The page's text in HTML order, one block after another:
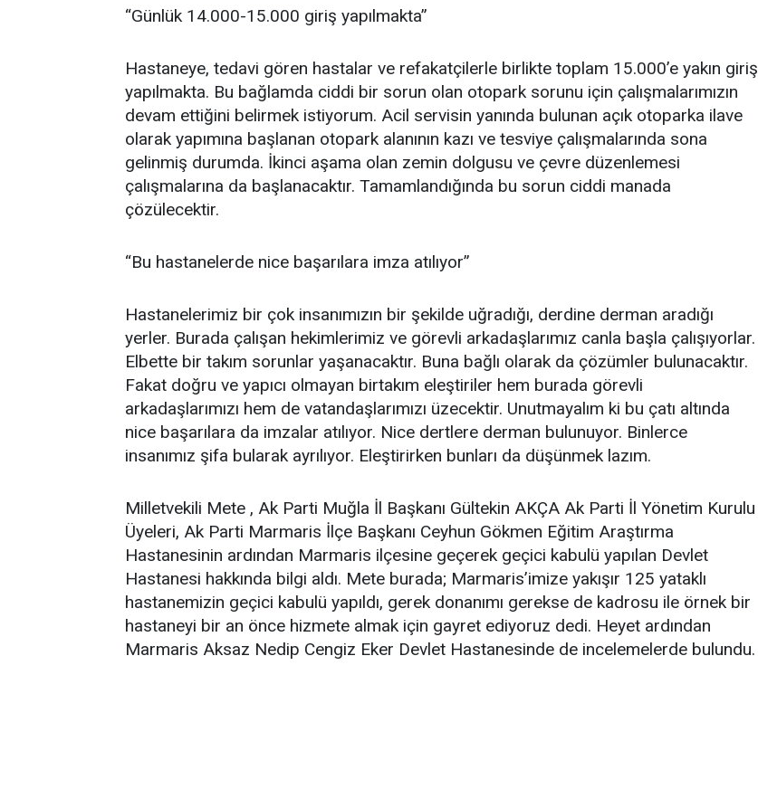
“Günlük 14.000-15.000 giriş yapılmakta”
Hastaneye, tedavi gören hastalar ve refakatçilerle birlikte toplam 15.000’e yakın giriş
yapılmakta. Bu bağlamda ciddi bir sorun olan otopark sorunu için çalışmalarımızın
devam ettiğini belirmek istiyorum. Acil servisin yanında bulunan açık otoparka ilave
olarak yapımına başlanan otopark alanının kazı ve tesviye çalışmalarında sona
gelinmiş durumda. İkinci aşama olan zemin dolgusu ve çevre düzenlemesi
çalışmalarına da başlanacaktır. Tamamlandığında bu sorun ciddi manada
çözülecektir.
“Bu hastanelerde nice başarılara imza atılıyor”
Hastanelerimiz bir çok insanımızın bir şekilde uğradığı, derdine derman aradığı
yerler. Burada çalışan hekimlerimiz ve görevli arkadaşlarımız canla başla çalışıyorlar.
Elbette bir takım sorunlar yaşanacaktır. Buna bağlı olarak da çözümler bulunacaktır.
Fakat doğru ve yapıcı olmayan birtakım eleştiriler hem burada görevli
arkadaşlarımızı hem de vatandaşlarımızı üzecektir. Unutmayalım ki bu çatı altında
nice başarılara da imzalar atılıyor. Nice dertlere derman bulunuyor. Binlerce
insanımız şifa bularak ayrılıyor. Eleştirirken bunları da düşünmek lazım.
Milletvekili Mete , Ak Parti Muğla İl Başkanı Gültekin AKÇA Ak Parti İl Yönetim Kurulu
Üyeleri, Ak Parti Marmaris İlçe Başkanı Ceyhun Gökmen Eğitim Araştırma
Hastanesinin ardından Marmaris ilçesine geçerek geçici kabulü yapılan Devlet
Hastanesi hakkında bilgi aldı. Mete burada; Marmaris’imize yakışır 125 yataklı
hastanemizin geçici kabulü yapıldı, gerek donanımı gerekse de kadrosu ile örnek bir
hastaneyi bir an önce hizmete almak için gayret ediyoruz dedi. Heyet ardından
Marmaris Aksaz Nedip Cengiz Eker Devlet Hastanesinde de incelemelerde bulundu.